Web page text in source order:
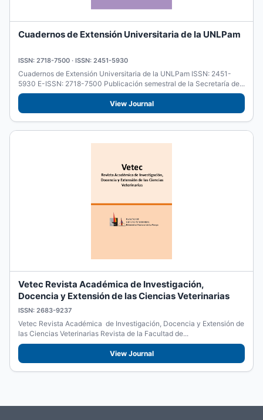
Cuadernos de Extensión Universitaria de la UNLPam
ISSN: 2718-7500 · ISSN: 2451-5930
Cuadernos de Extensión Universitaria de la UNLPam ISSN: 2451-
5930 E-ISSN: 2718-7500 Publicación semestral de la Secretaría de...
View Journal
Vetec Revista Académica de Investigación,
Docencia y Extensión de las Ciencias Veterinarias
ISSN: 2683-9237
Vetec Revista Académica de Investigación, Docencia y Extensión de
las Ciencias Veterinarias Revista de la Facultad de...
View Journal